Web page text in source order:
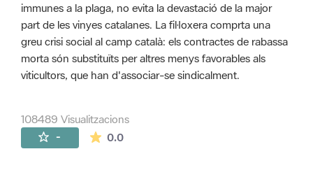
immunes a la plaga, no evita la devastació de la major
part de les vinyes catalanes. La fil·loxera comprta una
greu crisi social al camp català: els contractes de rabassa
morta són substituïts per altres menys favorables als
viticultors, que han d'associar-se sindicalment.
108489 Visualitzacions
- 0.0La mitjana de les valoracions és de 0